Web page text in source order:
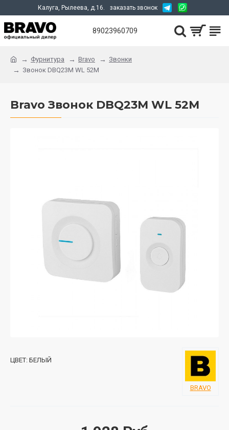
Калуга, Рылеева, д.16. заказать звонок
89023960709
Фурнитура Bravo
Звонки
Звонок DBQ23M WL 52M
Bravo Звонок DBQ23M WL 52M
ЦВЕТ: БЕЛЫЙ
BRAVO